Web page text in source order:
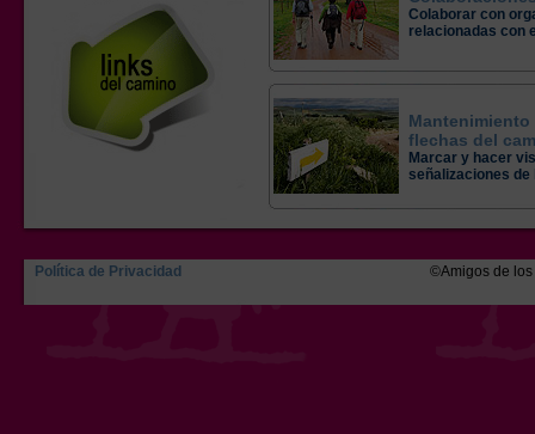
Colaborar con
relacionadas con
flechas del
Marcar y hacer
señalizaciones
Política de Privacidad ©Amigos de